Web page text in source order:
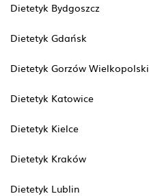
Dietetyk Bydgoszcz
Dietetyk Gdańsk
Dietetyk Gorzów Wielkopolski
Dietetyk Katowice
Dietetyk Kielce
Dietetyk Kraków
Dietetyk Lublin